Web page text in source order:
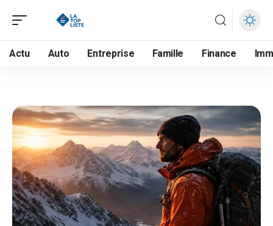
Actu Auto Entreprise Famille Finance